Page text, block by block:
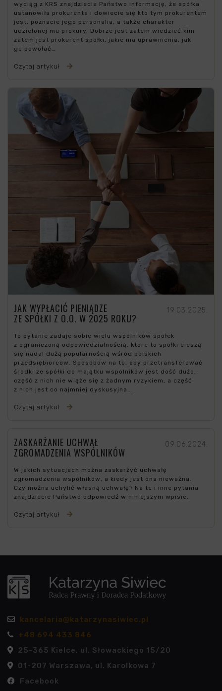
wyciąg z KRS znajdziecie Państwo informację, że spółka
ustanowiła prokurenta i dowiecie się kto tym prokurentem
jest, poznacie jego personalia, a także charakter
udzielonej mu prokury. Dobrze jest zatem wiedzieć kim
zatem jest prokurent spółki, jakie ma uprawnienia, jak
go powołać…
Czytaj artykuł
JAK WYPŁACIĆ PIENIĄDZE
ZE SPÓŁKI Z O.O. W 2025 ROKU?
19.03.2025.
To pytanie zadaje sobie wielu wspólników spółek
z ograniczoną odpowiedzialnością, które to spółki cieszą
się nadal dużą popularnością wśród polskich
przedsiębiorców. Sposobów na to, aby przetransferować
środki ze spółki do majątku wspólników jest dość dużo,
część z nich nie wiąże się z żadnym ryzykiem, a część
z nich jest co najmniej dyskusyjna….
Czytaj artykuł
ZASKARŻANIE UCHWAŁ
ZGROMADZENIA WSPÓLNIKÓW
09.06.2024.
W jakich sytuacjach można zaskarżyć uchwałę
zgromadzenia wspólników, a kiedy jest ona nieważna.
Czy można uchylić własną uchwałę? Na te i inne pytania
znajdziecie Państwo odpowiedź w niniejszym wpisie.
Czytaj artykuł
kancelaria@katarzynasiwiec.pl
+48 694 433 846
25-365 Kielce, ul. Słowackiego 15/20
01-207 Warszawa, ul. Karolkowa 7
Facebook